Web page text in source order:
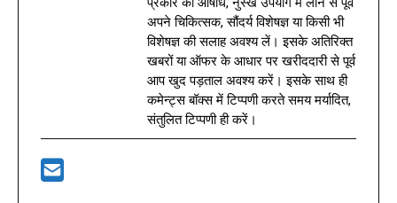
अपने चिकित्सक, सौंदर्य विशेषज्ञ या किसी भी
विशेषज्ञ की सलाह अवश्य लें। इसके अतिरिक्त
खबरों या ऑफर के आधार पर खरीददारी से पूर्व
आप खुद पड़ताल अवश्य करें। इसके साथ ही
कमेन्ट्स बॉक्स में टिप्पणी करते समय मर्यादित,
संतुलित टिप्पणी ही करें।